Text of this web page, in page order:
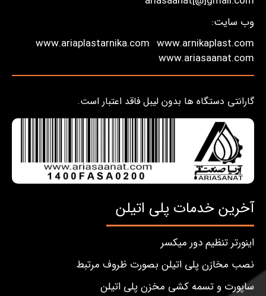
وب سایت:
www.arnikaplast.com
www.ariaplastarnika.com
www.ariasaanat.com
گارانتی دستگاه ها بدون لیبل فاقد اعتبار است.
آخرین خدمات پلی اتیلن
اینورتر تنظیم دور میکسر
نصب مخازن پلی اتیلن بصورت ظروف مرتبط
ساپورت و تسمه کشی مخزن پلی اتیلن